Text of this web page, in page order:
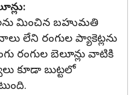
మించిన బహుమతి
లేని రంగుల ప్యాకెట్లను
రంగుల బెలూన్లు వాటికి
కూడా బుట్టలో